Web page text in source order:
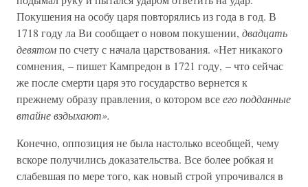
Покушения на особу царя повторялись из года в год. В
1718 году ла Ви сообщает о новом покушении, двадцать
девятомпо счету с начала царствования. «Нет никакого
сомнения, – пишет Кампредон в 1721 году, – что сейчас
же после смерти царя это государство вернется к
прежнему образу правления, о котором всеего подданные
втайне вздыхают».
Конечно, оппозиция не была настолько всеобщей, чему
вскоре получились доказательства. Все более робкая и
слабевшая по мере того, как новый строй упрочивался в